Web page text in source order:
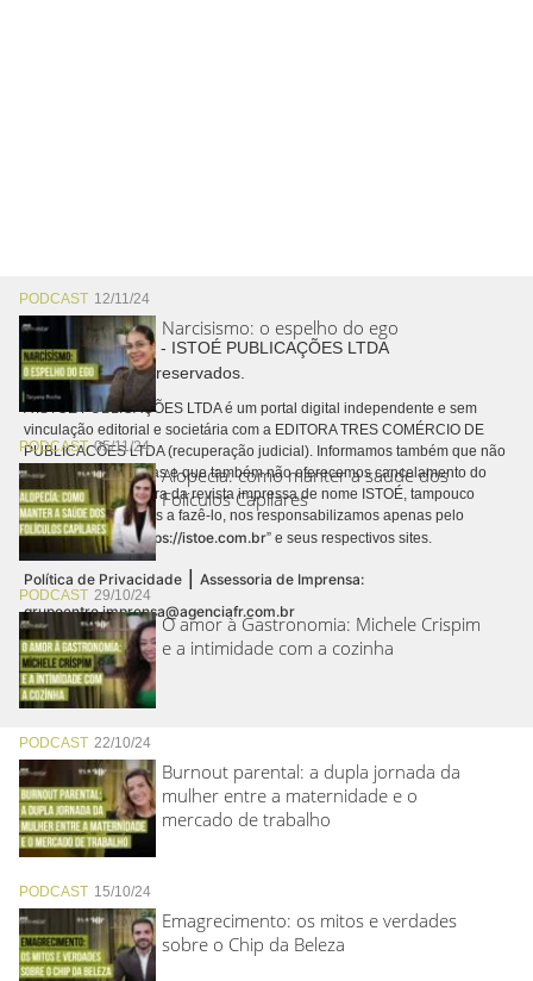
PODCAST 12/11/24
Narcisismo: o espelho do ego
PODCAST05/11/24
Alopecia: como manter a saúde dos
Folículos Capilares
PODCAST 29/10/24
O amor à Gastronomia: Michele Crispim
e a intimidade com a cozinha
PODCAST 22/10/24
Burnout parental: a dupla jornada da
mulher entre a maternidade e o
mercado de trabalho
PODCAST 15/10/24
Emagrecimento: os mitos e verdades
sobre o Chip da Beleza
Copyright © 2026 - ISTOÉ PUBLICAÇÕES LTDA
Todos os direitos reservados.
A ISTOÉ PUBLICAÇÕES LTDA é um portal digital independente e sem
vinculação editorial e societária com a EDITORA TRES COMÉRCIO DE
PUBLICACÕES LTDA (recuperação judicial). Informamos também que não
realizamos cobranças e que também não oferecemos cancelamento do
contrato de assinatura da revista impressa de nome ISTOÉ, tampouco
autorizamos terceiros a fazê-lo, nos responsabilizamos apenas pelo
conteúdo digital “https://istoe.com.br” e seus respectivos sites.
Política de Privacidade | Assessoria de Imprensa:
grupoentre.imprensa@agenciafr.com.br